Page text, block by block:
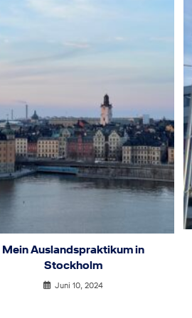
Mein Auslandspraktikum in
Stockholm
Juni 10, 2024